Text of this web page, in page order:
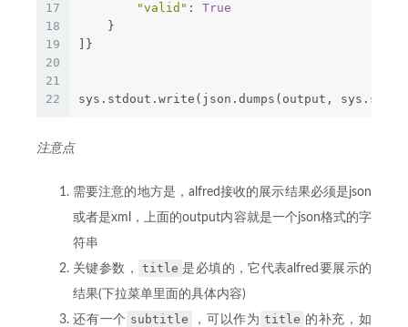
17
18
19
20
21
22
"valid" : True
    }
]}
sys.stdout.write(json.dumps(output,
注意点
需要注意的地方是，alfred接收的展示结果必须是json
或者是xml，上面的output内容就是一个json格式的字
符串
关键参数，
title 是必填的，它代表alfred要展示的
结果(下拉菜单里面的具体内容)
还有一个 subtitle ，可以作为 title 的补充，如